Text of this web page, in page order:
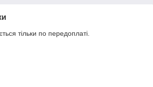
тільки по передоплаті.